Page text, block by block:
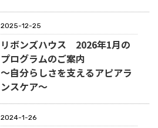
2025-12-25
リボンズハウス 2026年1月の
プログラムのご案内
～自分らしさを支えるアピアラ
ンスケア～
2024-1-26